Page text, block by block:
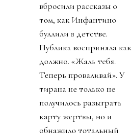
вбросили рассказы о
том, как Инфантино
буллили в детстве.
Публика восприняла как
должно. «Жаль тебя.
Теперь проваливай». У
тирана не только не
получилось разыграть
карту жертвы, но и
обнажило тотальный